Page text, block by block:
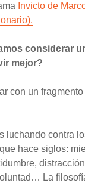
Invicto de
considerar
mejor?
con un
luchando contra
hace siglos:
La